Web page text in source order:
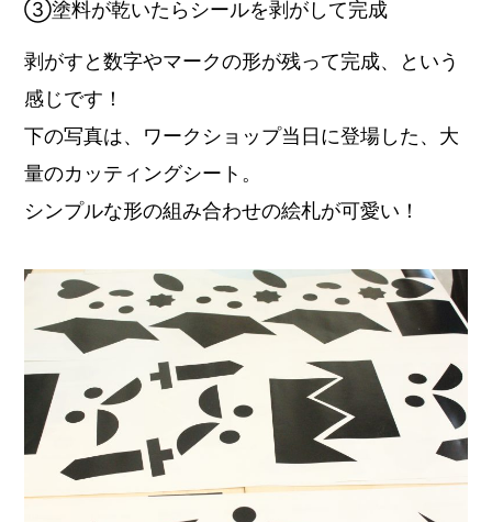
③塗料が乾いたらシールを剥がして完成
剥がすと数字やマークの形が残って完成、という
感じです！
下の写真は、ワークショップ当日に登場した、大
量のカッティングシート。
シンプルな形の組み合わせの絵札が可愛い！